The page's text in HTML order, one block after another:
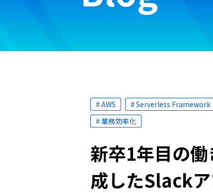
# AWS # Serverless Framework
# 業務効率化
新卒1年目の
成したSlack